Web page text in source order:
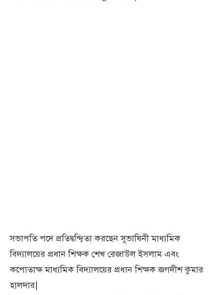
সভাপতি পদে প্রতিদ্বন্দ্বিতা করছেন সুভাষিনী মাধ্যমিক
বিদ্যালয়ের প্রধান শিক্ষক শেখ রেজাউল ইসলাম এবং
কপোতাক্ষ মাধ্যমিক বিদ্যালয়ের প্রধান শিক্ষক জগদীশ কুমার
হালদার|